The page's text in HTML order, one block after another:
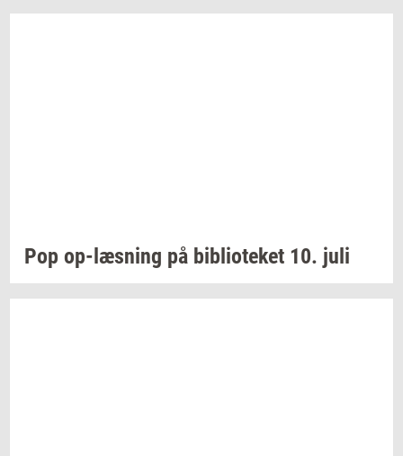
Pop op-​læsning på bi­bli­o­te­ket 10. juli